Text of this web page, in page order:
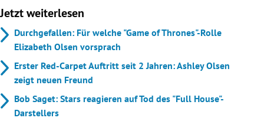
Jetzt weiterlesen
Durchgefallen: Für welche "Game of Thrones"-Rolle
Elizabeth Olsen vorsprach
Erster Red-Carpet Auftritt seit 2 Jahren: Ashley Olsen
zeigt neuen Freund
Bob Saget: Stars reagieren auf Tod des "Full House"-
Darstellers